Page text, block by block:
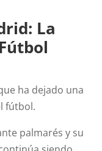
La
ha dejado una
fútbol.
palmarés y su